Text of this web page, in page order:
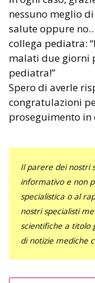
nessuno meglio
salute oppure
collega pediatra:
malati due giorni
pediatra!”
Spero di averle
congratulazioni
proseguimento in
Il parere dei nostri
informativo e non
specialistica o al
nostri specialisti
scientifiche a titolo
di notizie mediche